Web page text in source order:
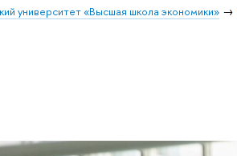
университет «Высшая школа экономики»